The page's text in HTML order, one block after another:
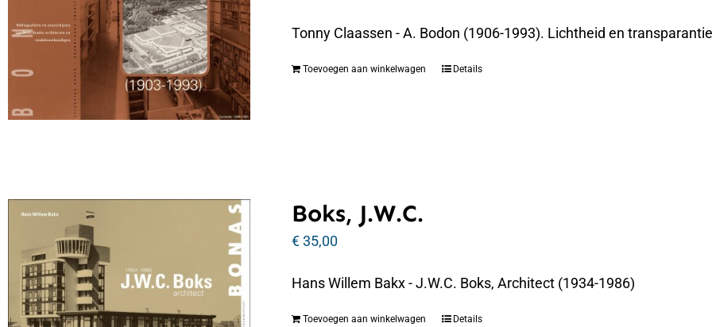
Tonny Claassen - A. Bodon (1906-1993). Lichtheid en
Toevoegen aan winkelwagen Details
Boks, J.W.C.
€35,00
Hans Willem Bakx - J.W.C. Boks, Architect (1934-1986)
Toevoegen aan winkelwagen Details